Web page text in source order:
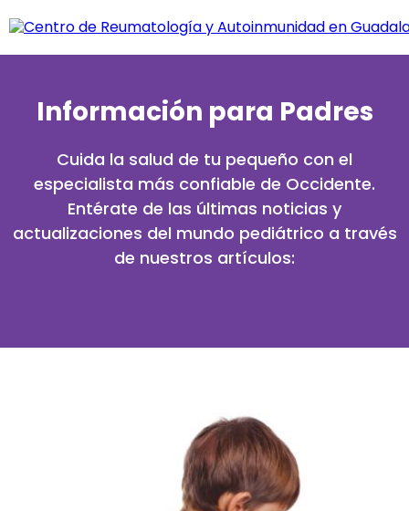
Información para Padres
Cuida la salud de tu pequeño con el
especialista más confiable de Occidente.
Entérate de las últimas noticias y
actualizaciones del mundo pediátrico a través
de nuestros artículos: